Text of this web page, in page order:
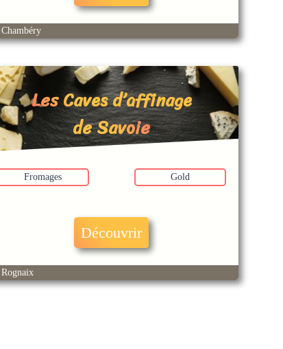
Chambéry
Les Caves d’affinage
de Savoie
Fromages Gold
Découvrir
Rognaix